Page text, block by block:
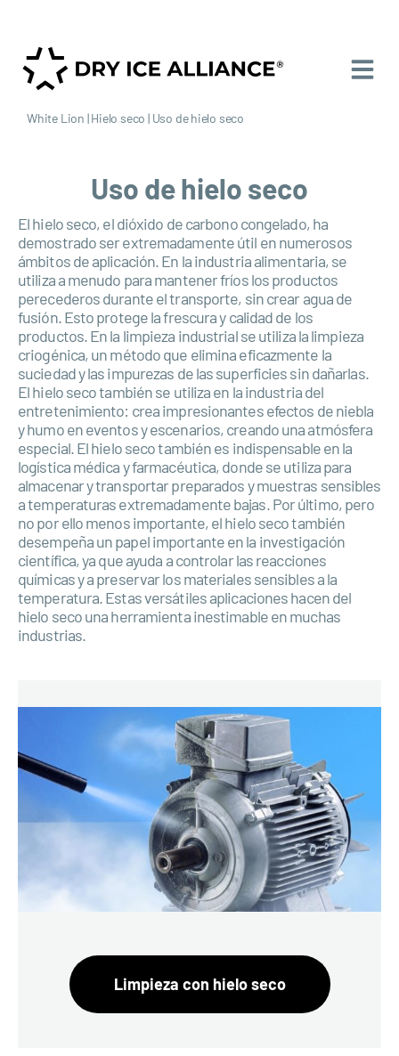
White Lion |Hielo seco | Uso de hielo seco
Uso de hielo seco
El hielo seco, el dióxido de carbono congelado, ha
demostrado ser extremadamente útil en numerosos
ámbitos de aplicación. En la industria alimentaria, se
utiliza a menudo para mantener fríos los productos
perecederos durante el transporte, sin crear agua de
fusión. Esto protege la frescura y calidad de los
productos. En la limpieza industrial se utiliza la limpieza
criogénica, un método que elimina eficazmente la
suciedad y las impurezas de las superficies sin dañarlas.
El hielo seco también se utiliza en la industria del
entretenimiento: crea impresionantes efectos de niebla
y humo en eventos y escenarios, creando una atmósfera
especial. El hielo seco también es indispensable en la
logística médica y farmacéutica, donde se utiliza para
almacenar y transportar preparados y muestras sensibles
a temperaturas extremadamente bajas. Por último, pero
no por ello menos importante, el hielo seco también
desempeña un papel importante en la investigación
científica, ya que ayuda a controlar las reacciones
químicas y a preservar los materiales sensibles a la
temperatura. Estas versátiles aplicaciones hacen del
hielo seco una herramienta inestimable en muchas
industrias.
Limpieza con hielo seco